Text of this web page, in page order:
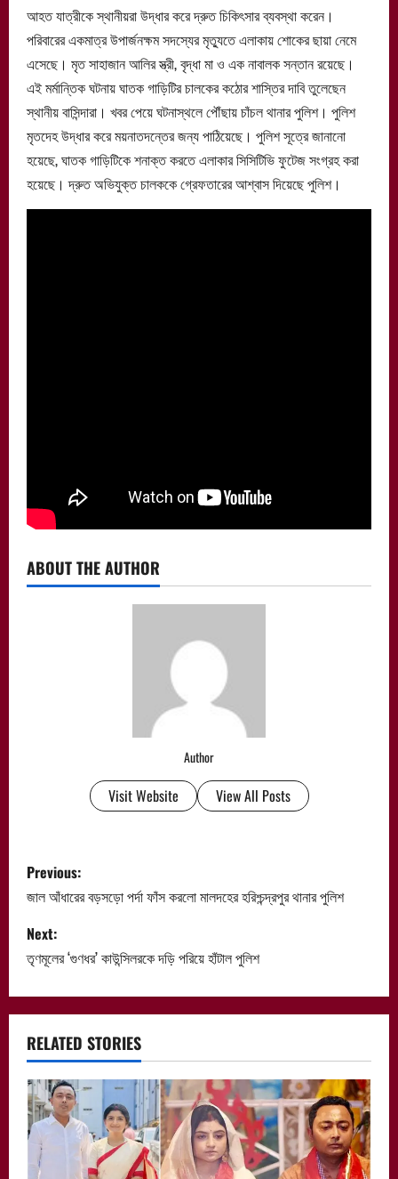
আহত যাত্রীকে স্থানীয়রা উদ্ধার করে দ্রুত চিকিৎসার ব্যবস্থা করেন।
পরিবারের একমাত্র উপার্জনক্ষম সদস্যের মৃত্যুতে এলাকায় শোকের ছায়া নেমে
এসেছে। মৃত সাহাজান আলির স্ত্রী, বৃদ্ধা মা ও এক নাবালক সন্তান রয়েছে।
এই মর্মান্তিক ঘটনায় ঘাতক গাড়িটির চালকের কঠোর শাস্তির দাবি তুলেছেন
স্থানীয় বাসিন্দারা। খবর পেয়ে ঘটনাস্থলে পৌঁছায় চাঁচল থানার পুলিশ। পুলিশ
মৃতদেহ উদ্ধার করে ময়নাতদন্তের জন্য পাঠিয়েছে। পুলিশ সূত্রে জানানো
হয়েছে, ঘাতক গাড়িটিকে শনাক্ত করতে এলাকার সিসিটিভি ফুটেজ সংগ্রহ করা
হয়েছে। দ্রুত অভিযুক্ত চালককে গ্রেফতারের আশ্বাস দিয়েছে পুলিশ।
ABOUT THE AUTHOR
Author
Visit Website View All Posts
P
o
s
t
n
a
v
i
g
Previous:
জাল আঁধারের বড়সড়ো পর্দা ফাঁস করলো মালদহের হরিশ্চন্দ্রপুর থানার পুলিশ
Next:
তৃণমূলের ‘গুণধর’ কাউন্সিলরকে দড়ি পরিয়ে হাঁটাল পুলিশ
RELATED STORIES